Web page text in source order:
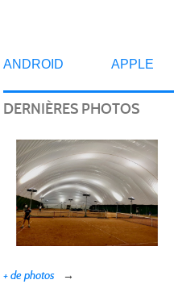
ANDROID APPLE
DERNIÈRES PHOTOS
+ de photos